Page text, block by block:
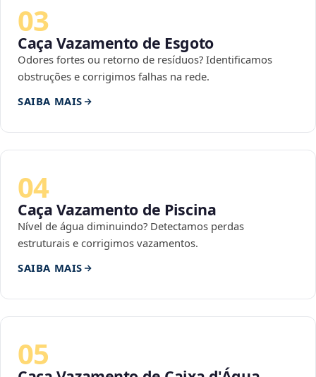
03
Caça Vazamento de Esgoto
Odores fortes ou retorno de resíduos? Identificamos
obstruções e corrigimos falhas na rede.
SAIBA MAIS
04
Caça Vazamento de Piscina
Nível de água diminuindo? Detectamos perdas
estruturais e corrigimos vazamentos.
SAIBA MAIS
05